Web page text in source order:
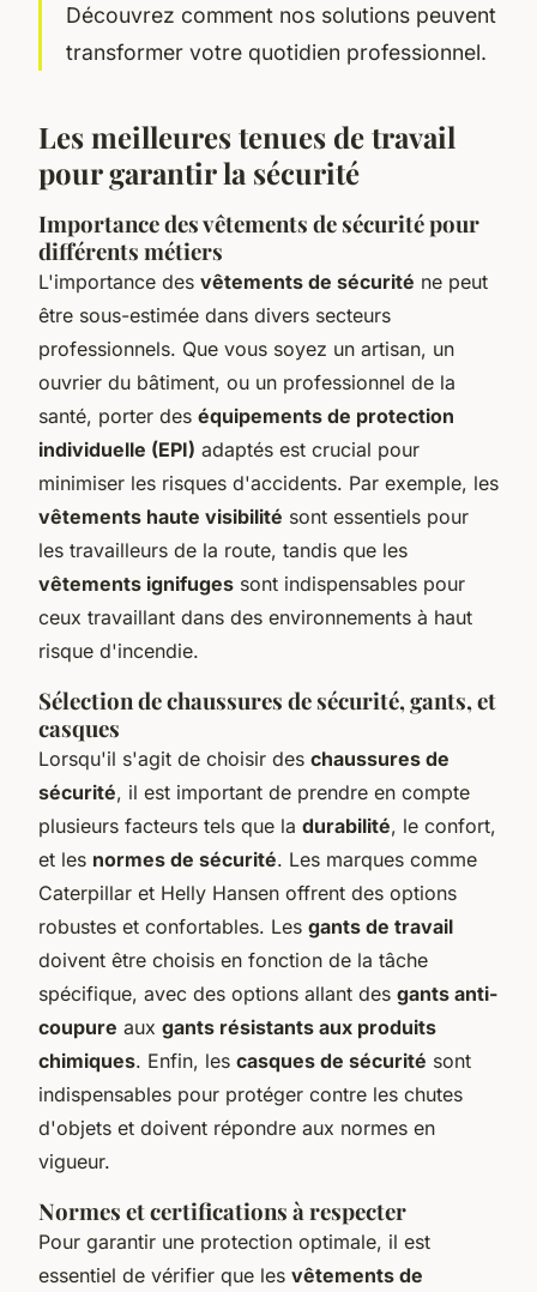
Découvrez comment nos solutions peuvent
transformer votre quotidien professionnel.
Les meilleures tenues de travail
pour garantir la sécurité
Importance des vêtements de sécurité pour
différents métiers
L'importance des vêtements de sécurité ne peut
être sous-estimée dans divers secteurs
professionnels. Que vous soyez un artisan, un
ouvrier du bâtiment, ou un professionnel de la
santé, porter des équipements de protection
individuelle (EPI) adaptés est crucial pour
minimiser les risques d'accidents. Par exemple, les
vêtements haute visibilité sont essentiels pour
les travailleurs de la route, tandis que les
vêtements ignifuges sont indispensables pour
ceux travaillant dans des environnements à haut
risque d'incendie.
Sélection de chaussures de sécurité, gants, et
casques
Lorsqu'il s'agit de choisir des chaussures de
sécurité, il est important de prendre en compte
plusieurs facteurs tels que la durabilité, le confort,
et les normes de sécurité. Les marques comme
Caterpillar et Helly Hansen offrent des options
robustes et confortables. Les gants de travail
doivent être choisis en fonction de la tâche
spécifique, avec des options allant des gants anti-
coupure aux gants résistants aux produits
chimiques. Enfin, les casques de sécurité sont
indispensables pour protéger contre les chutes
d'objets et doivent répondre aux normes en
vigueur.
Normes et certifications à respecter
Pour garantir une protection optimale, il est
essentiel de vérifier que les vêtements de